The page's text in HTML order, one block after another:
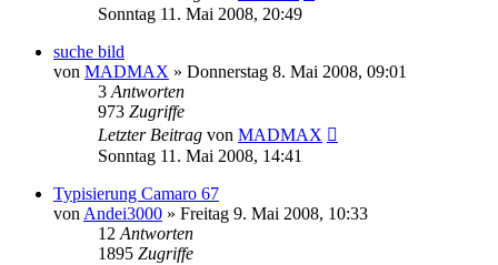
Sonntag 11. Mai 2008, 20:49
suche bild
von MADMAX » Donnerstag 8. Mai 2008, 09:01
3 Antworten
973 Zugriffe
Letzter Beitrag von MADMAX
Sonntag 11. Mai 2008, 14:41
Typisierung Camaro 67
von Andei3000 » Freitag 9. Mai 2008, 10:33
12 Antworten
1895 Zugriffe